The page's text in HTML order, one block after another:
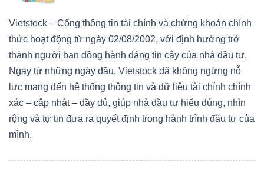
Vietstock – Cổng thông tin tài chính và chứng khoán chính
thức hoạt động từ ngày 02/08/2002, với định hướng trở
thành người bạn đồng hành đáng tin cậy của nhà đầu tư.
Ngay từ những ngày đầu, Vietstock đã không ngừng nỗ
lực mang đến hệ thống thông tin và dữ liệu tài chính chính
xác – cập nhật – đầy đủ, giúp nhà đầu tư hiểu đúng, nhìn
rộng và tự tin đưa ra quyết định trong hành trình đầu tư của
mình.